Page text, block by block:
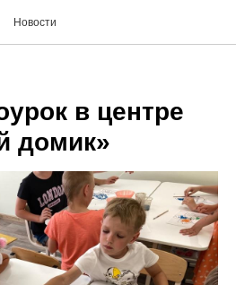
Новости
в центре
домик»